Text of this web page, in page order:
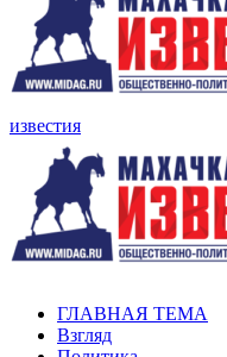
известия
ГЛАВНАЯ ТЕМА
Взгляд